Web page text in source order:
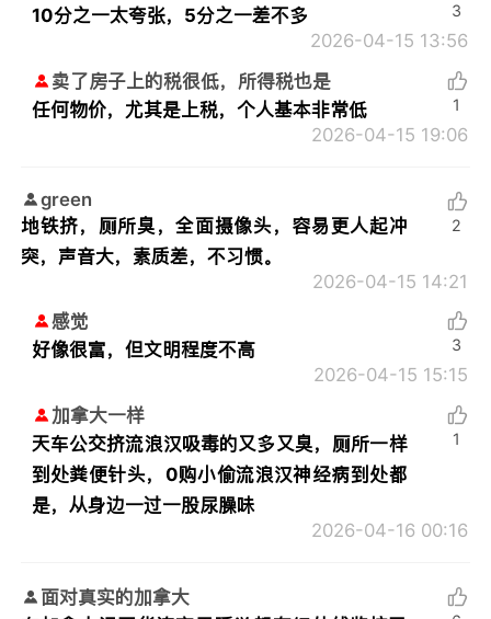
10分之一太夸张，5分之一差不多
2026-04-15 13:56
3
卖了房子上的税很低，所得税也是
任何物价，尤其是上税，个人基本非常低
2026-04-15 19:06
1
green
地铁挤，厕所臭，全面摄像头，容易更人起冲
突，声音大，素质差，不习惯。
2026-04-15 14:21
2
感觉
好像很富，但文明程度不高
2026-04-15 15:15
3
加拿大一样
天车公交挤流浪汉吸毒的又多又臭，厕所一样
到处粪便针头，0购小偷流浪汉神经病到处都
是，从身边一过一股尿臊味
2026-04-16 00:16
1
面对真实的加拿大